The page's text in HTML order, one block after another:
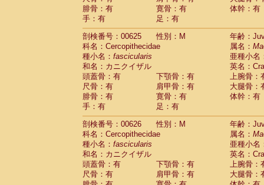
腓骨：有
寛骨：有
体幹：有
手：有
足：有
剖検番号：00625
性別：M
年齢：
科名：Cercopithecidae
属名：
種小名： fascicularis
亜種小名
和名：カニクイザル
英名：
頭蓋骨：有
下顎骨：有
上腕骨：
尺骨：有
肩甲骨：有
大腿骨：
腓骨：有
寛骨：有
体幹：有
手：有
足：有
剖検番号：00626
性別：M
年齢：
科名：Cercopithecidae
属名：
種小名： fascicularis
亜種小名
和名：カニクイザル
英名：
頭蓋骨：有
下顎骨：有
上腕骨：
尺骨：有
肩甲骨：有
大腿骨：